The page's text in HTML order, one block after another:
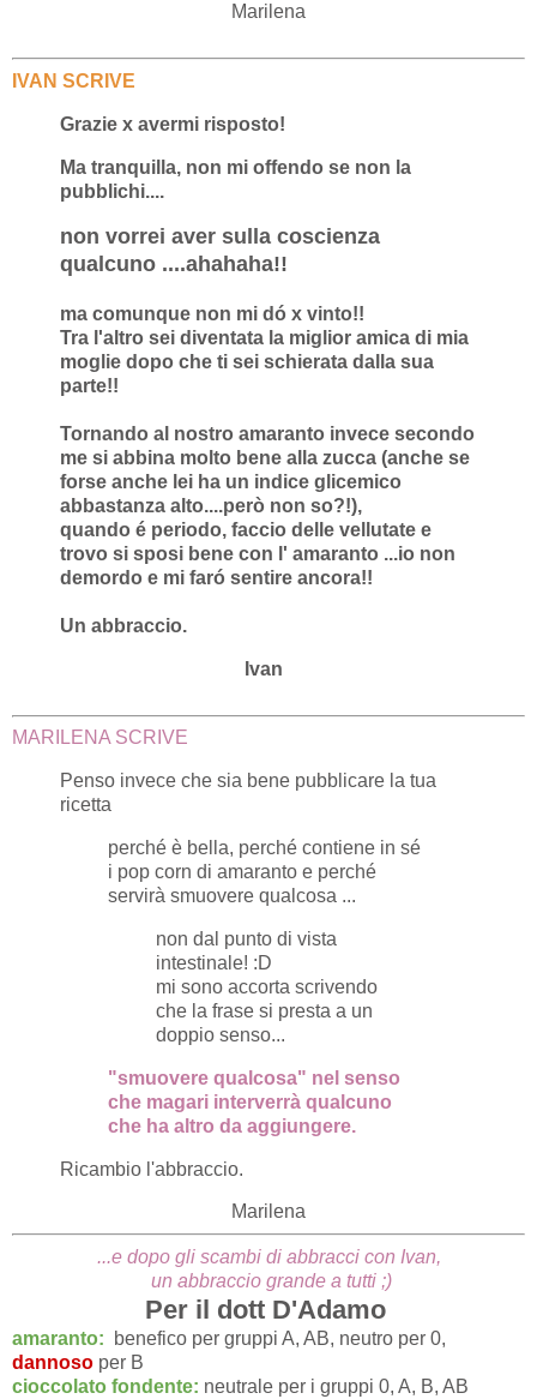
Marilena
IVAN SCRIVE
Grazie x avermi risposto!
Ma tranquilla, non mi offendo se non la
pubblichi....
non vorrei aver sulla coscienza
qualcuno ....ahahaha!!
ma comunque non mi dó x vinto!!
Tra l'altro sei diventata la miglior amica di mia
moglie dopo che ti sei schierata dalla sua
parte!!
Tornando al nostro amaranto invece secondo
me si abbina molto bene alla zucca (anche se
forse anche lei ha un indice glicemico
abbastanza alto....però non so?!),
quando é periodo, faccio delle vellutate e
trovo si sposi bene con l' amaranto ...io non
demordo e mi faró sentire ancora!!
Un abbraccio.
Ivan
MARILENA SCRIVE
Penso invece che sia bene pubblicare la tua
ricetta
perché è bella, perché contiene in sé
i pop corn di amaranto e perché
servirà smuovere qualcosa ...
non dal punto di vista
intestinale! :D
mi sono accorta scrivendo
che la frase si presta a un
doppio senso...
"smuovere qualcosa" nel senso
che magari interverrà qualcuno
che ha altro da aggiungere.
Ricambio l'abbraccio.
Marilena
...e dopo gli scambi di abbracci con Ivan,
un abbraccio grande a tutti ;)
Per il dott D'Adamo
amaranto:
benefico per gruppi A, AB, neutro per 0,
dannoso per B
cioccolato fondente: neutrale per i gruppi 0, A, B, AB